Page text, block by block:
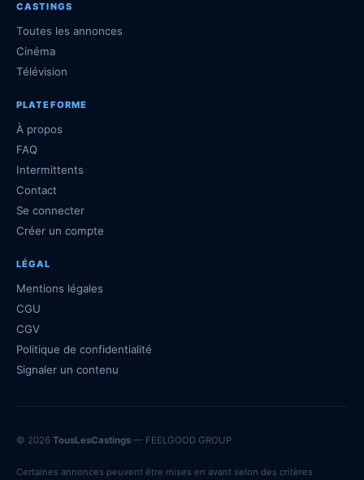
CASTINGS
Toutes les annonces
Cinéma
Télévision
PLATEFORME
À propos
FAQ
Intermittents
Contact
Se connecter
Créer un compte
LÉGAL
Mentions légales
CGU
CGV
Politique de confidentialité
Signaler un contenu
© 2026 TousLesCastings — FEELGOOD GROUP
Certaines annonces peuvent être mises en avant selon des critères